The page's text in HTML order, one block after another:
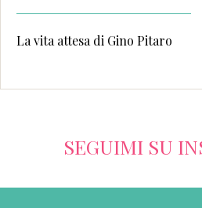
La vita attesa di Gino Pitaro
SEGUIMI SU